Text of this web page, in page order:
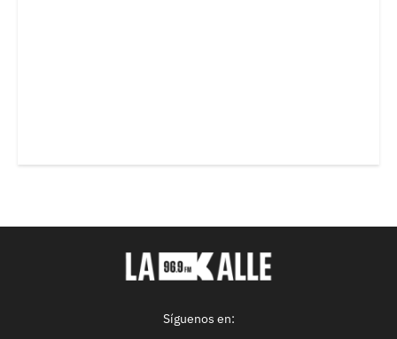
Síguenos en: